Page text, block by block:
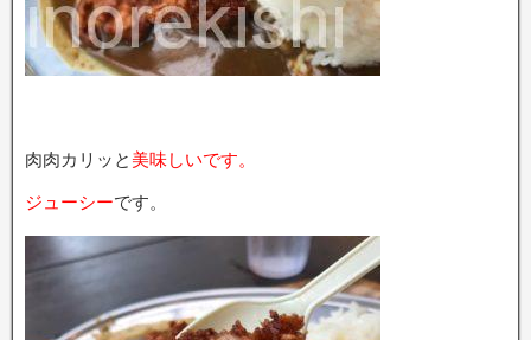
肉肉カリッと 美味しいです。
ジューシーです。